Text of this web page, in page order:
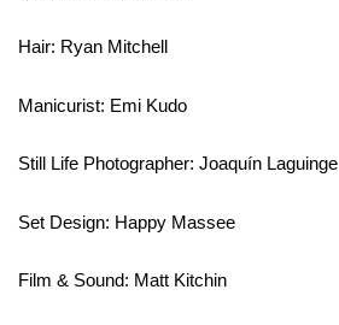
Hair: Ryan Mitchell
Manicurist: Emi Kudo
Still Life Photographer: Joaquín Laguinge
Set Design: Happy Massee
Film & Sound: Matt Kitchin